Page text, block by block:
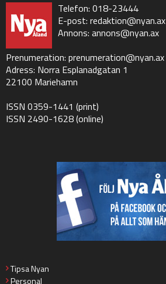
Telefon: 018-23444
E-post: redaktion@nyan.ax
Annons: annons@nyan.ax
Prenumeration: prenumeration@nyan.ax
Adress: Norra Esplanadgatan 1
22100 Mariehamn
ISSN 0359-1441 (print)
ISSN 2490-1628 (online)
Tipsa Nyan
Personal